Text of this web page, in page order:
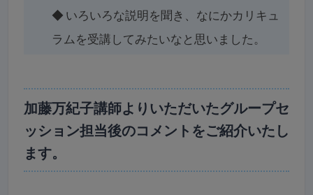
◆ いろいろな説明を聞き、なにかカリキュ
ラムを受講してみたいなと思いました。
加藤万紀子講師よりいただいたグループセ
ッション担当後のコメントをご紹介いたし
ます。